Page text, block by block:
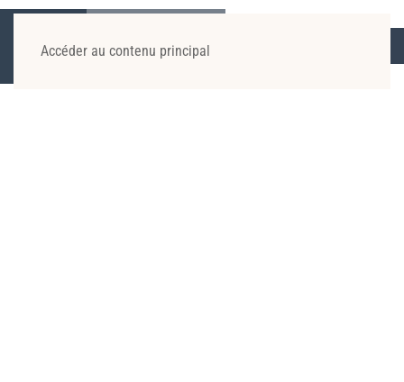
Accéder au contenu principal